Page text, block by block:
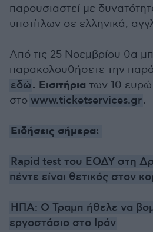
παρουσιαστεί με
υποτίτλων σε ελληνικά,
Από τις 25 Νοεμβρίου θα
παρακολουθήσετε την
εδώ. Εισιτήρια των 10
στο www.ticketservices.gr.
Ειδήσεις σήμερα:
Rapid test του ΕΟΔΥ στη
πέντε είναι θετικός στον
ΗΠΑ: Ο Τραμπ ήθελε να
εργοστάσιο στο Ιράν